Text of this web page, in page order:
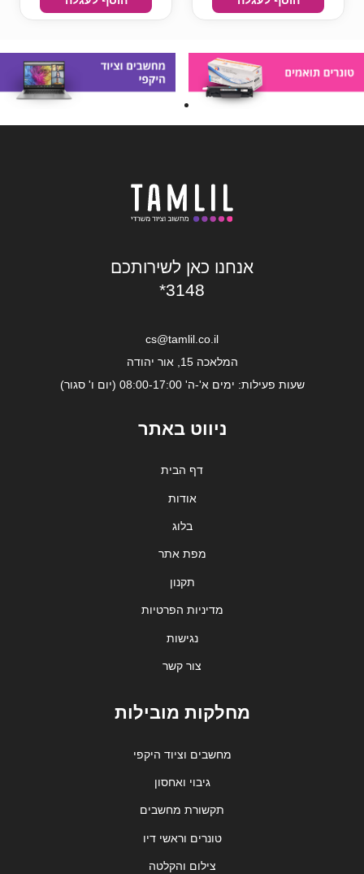
אנחנו כאן לשירותכם
*3148
cs@tamlil.co.il
המלאכה 15, אור יהודה
שעות פעילות: ימים א'-ה' 08:00-17:00 (יום ו' סגור)
ניווט באתר
דף הבית
אודות
בלוג
מפת אתר
תקנון
מדיניות הפרטיות
נגישות
צור קשר
מחלקות מובילות
מחשבים וציוד היקפי
גיבוי ואחסון
תקשורת מחשבים
טונרים וראשי דיו
צילום והקלטה